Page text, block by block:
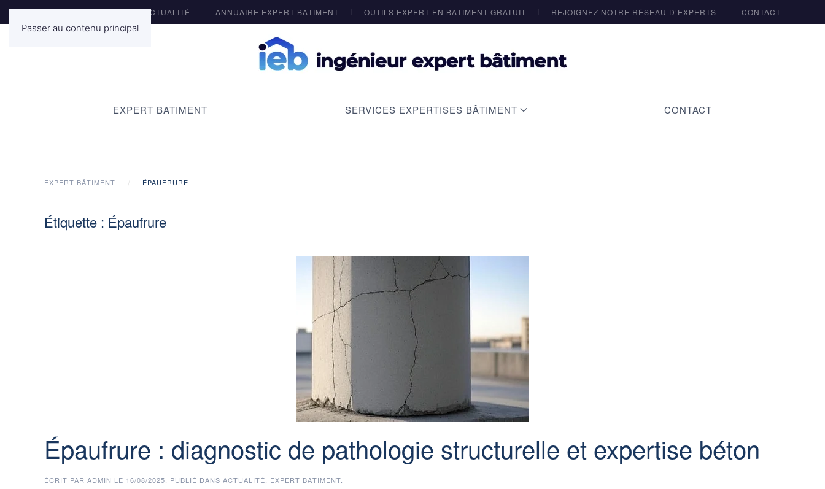
Passer au contenu principal
ACTUALITÉ ANNUAIRE EXPERT BÂTIMENT OUTILS EXPERT EN BÂTIMENT GRATUIT REJOIGNEZ NOTRE RÉSEAU D’EXPERTS CONTACT
EXPERT BATIMENT SERVICES EXPERTISES BÂTIMENT CONTACT
EXPERT BÂTIMENT ÉPAUFRURE
Étiquette : Épaufrure
Épaufrure : diagnostic de pathologie structurelle et expertise béton
ÉCRIT PAR ADMIN LE 16/08/2025 . PUBLIÉ DANS ACTUALITÉ EXPERT BÂTIMENT